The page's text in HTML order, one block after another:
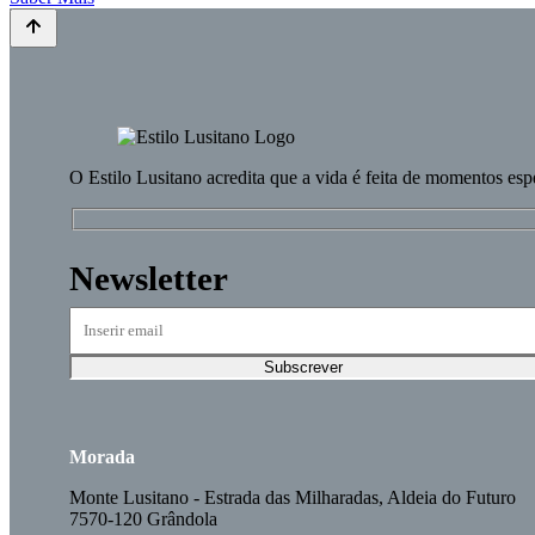
O Estilo Lusitano acredita que a vida é feita de momentos
Newsletter
Morada
Monte Lusitano - Estrada das Milharadas, Aldeia do Futuro
7570-120 Grândola